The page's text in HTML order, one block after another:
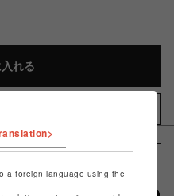
れる
a foreign language using the